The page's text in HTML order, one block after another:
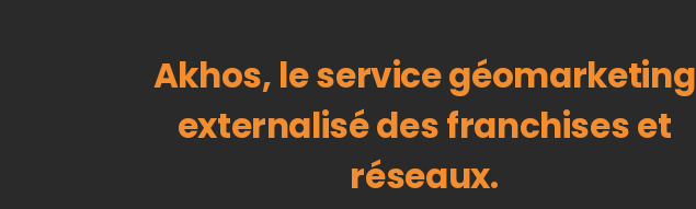
Akhos, le service géomarketing
externalisé des franchises et
réseaux.